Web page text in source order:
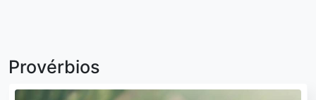
Provérbios